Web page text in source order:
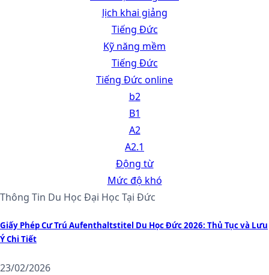
lịch khai giảng
Tiếng Đức
Kỹ năng mềm
Tiếng Đức
Tiếng Đức online
b2
B1
A2
A2.1
Động từ
Mức độ khó
Thông Tin Du Học Đại Học Tại Đức
Giấy Phép Cư Trú Aufenthaltstitel Du Học Đức 2026: Thủ Tục và Lưu
Ý Chi Tiết
23/02/2026